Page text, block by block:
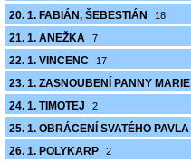
20. 1. FABIÁN, ŠEBESTIÁN 18
21. 1. ANEŽKA 7
22. 1. VINCENC 17
23. 1. ZASNOUBENÍ PANNY MARIE
24. 1. TIMOTEJ 2
25. 1. OBRÁCENÍ SVATÉHO PAVLA
26. 1. POLYKARP 2